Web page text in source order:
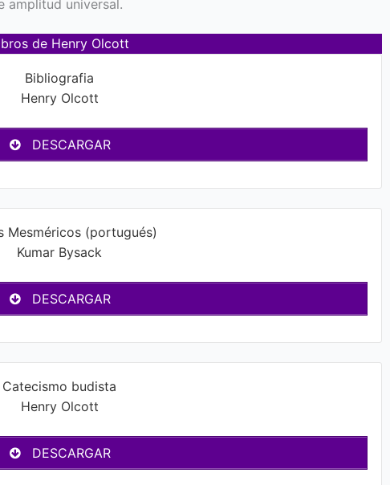
amplitud universal.
de Henry Olcott
Bibliografia
Henry Olcott
DESCARGAR
Mesméricos (portugués)
Kumar Bysack
DESCARGAR
Catecismo budista
Henry Olcott
DESCARGAR